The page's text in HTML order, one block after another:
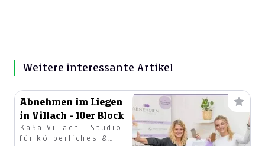
Weitere interessante Artikel
Abnehmen im Liegen
in Villach - 10er Block
KaSa Villach - Studio
für körperliches &